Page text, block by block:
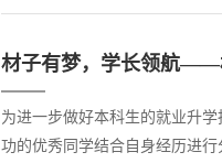
材子有梦，学长领航——
为进一步做好本科生的就业升
功的优秀同学结合自身经历进